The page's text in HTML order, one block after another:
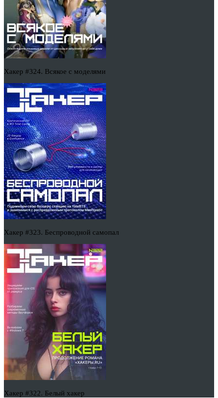
Хакер #324. Всякое с моделями
Хакер #323. Беспроводной самопал
Хакер #322. Белый хакер